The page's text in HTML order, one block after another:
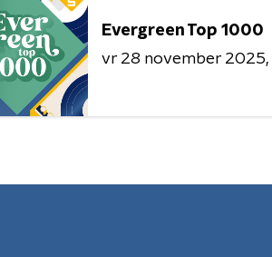
Evergreen Top 1000
vr 28 november 2025